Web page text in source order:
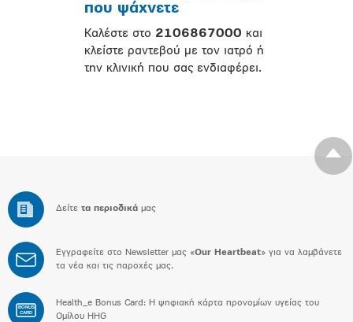
που ψάχνετε
Καλέστε στο 2106867000 και
κλείστε ραντεβού με τον ιατρό ή
την κλινική που σας ενδιαφέρει.
Δείτε τα περιοδικά μας
Εγγραφείτε στο Newsletter μας «Our Heartbeat» για να λαμβάνετε
τα νέα και τις παροχές μας.
BONUS
CARD
Health_e Bonus Card: H ψηφιακή κάρτα προνομίων υγείας του
Ομίλου HHG